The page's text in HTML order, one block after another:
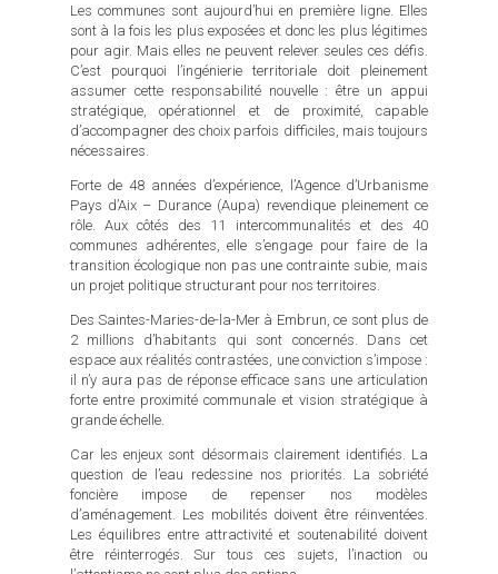
Les communes sont aujourd’hui en première ligne. Elles
sont à la fois les plus exposées et donc les plus légitimes
pour agir. Mais elles ne peuvent relever seules ces défis.
C’est pourquoi l’ingénierie territoriale doit pleinement
assumer cette responsabilité nouvelle : être un appui
stratégique, opérationnel et de proximité, capable
d’accompagner des choix parfois difficiles, mais toujours
nécessaires.
Forte de 48 années d’expérience, l’Agence d’Urbanisme
Pays d’Aix – Durance (Aupa) revendique pleinement ce
rôle. Aux côtés des 11 intercommunalités et des 40
communes adhérentes, elle s’engage pour faire de la
transition écologique non pas une contrainte subie, mais
un projet politique structurant pour nos territoires.
Des Saintes-Maries-de-la-Mer à Embrun, ce sont plus de
2 millions d’habitants qui sont concernés. Dans cet
espace aux réalités contrastées, une conviction s’impose :
il n’y aura pas de réponse efficace sans une articulation
forte entre proximité communale et vision stratégique à
grande échelle.
Car les enjeux sont désormais clairement identifiés. La
question de l’eau redessine nos priorités. La sobriété
foncière impose de repenser nos modèles
d’aménagement. Les mobilités doivent être réinventées.
Les équilibres entre attractivité et soutenabilité doivent
être réinterrogés. Sur tous ces sujets, l’inaction ou